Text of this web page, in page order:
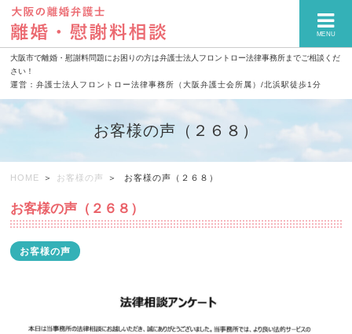
大阪市で離婚・慰謝料問題にお困りの方は弁護士法人フロントロー法律事務所までご相談くだ
さい！
運営：弁護士法人フロントロー法律事務所（大阪弁護士会所属）/北浜駅徒歩1分
MENU
お客様の声（２６８）
HOME お客様の声 お客様の声（２６８）
お客様の声（２６８）
お客様の声